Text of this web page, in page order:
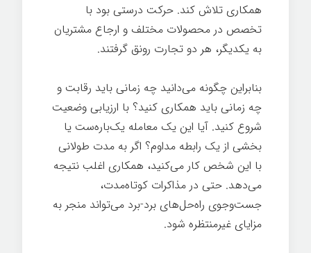
همکاری تلاش کند. حرکت درستی بود با
تخصص در محصولات مختلف و ارجاع مشتریان
به یکدیگر، هر دو تجارت رونق گرفتند.
بنابراین چگونه می‌دانید چه زمانی باید رقابت و
چه زمانی باید همکاری کنید؟ با ارزیابی وضعیت
شروع کنید. آیا این یک معامله یک‌باره‌ست یا
بخشی از یک رابطه مداوم؟ اگر به مدت طولانی
با این شخص کار می‌کنید، همکاری اغلب نتیجه
می‌دهد. حتی در مذاکرات کوتاه‌مدت،
جست‌وجوی راه‌حل‌های برد-برد می‌تواند منجر به
مزایای غیرمنتظره شود.